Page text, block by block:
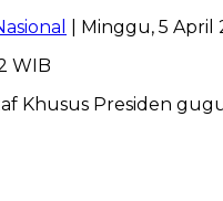
| Minggu, 5 April
WIB
Khusus Presiden